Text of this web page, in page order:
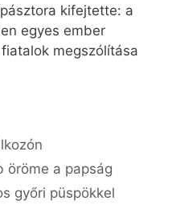
kifejtette: a
egyes ember
megszólítása
öröme a papság
győri püspökkel